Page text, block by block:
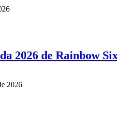
2026 de Rainbow
2026